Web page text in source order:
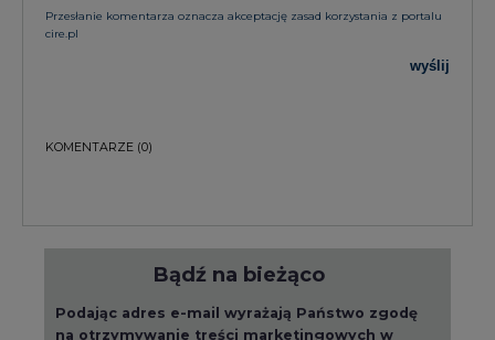
Przesłanie komentarza oznacza akceptację zasad korzystania z portalu
cire.pl
wyślij
KOMENTARZE (0)
Bądź na bieżąco
Podając adres e-mail wyrażają Państwo zgodę
na otrzymywanie treści marketingowych w